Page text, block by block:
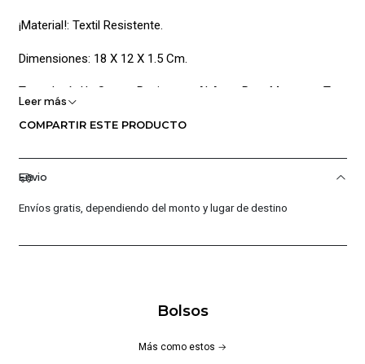
¡Material!: Textil Resistente.
Dimensiones: 18 X 12 X 1.5 Cm.
Tecnología Ua Storm: Resistente Al Agua Para Mantener Tus
Diferentes Configuraciones.
Bolsillo Con Bloqueo Rfid: En La Parte Posterior Para
Leer más
COMPARTIR ESTE PRODUCTO
Envio
Envíos gratis, dependiendo del monto y lugar de destino
Bolsos
Más como estos